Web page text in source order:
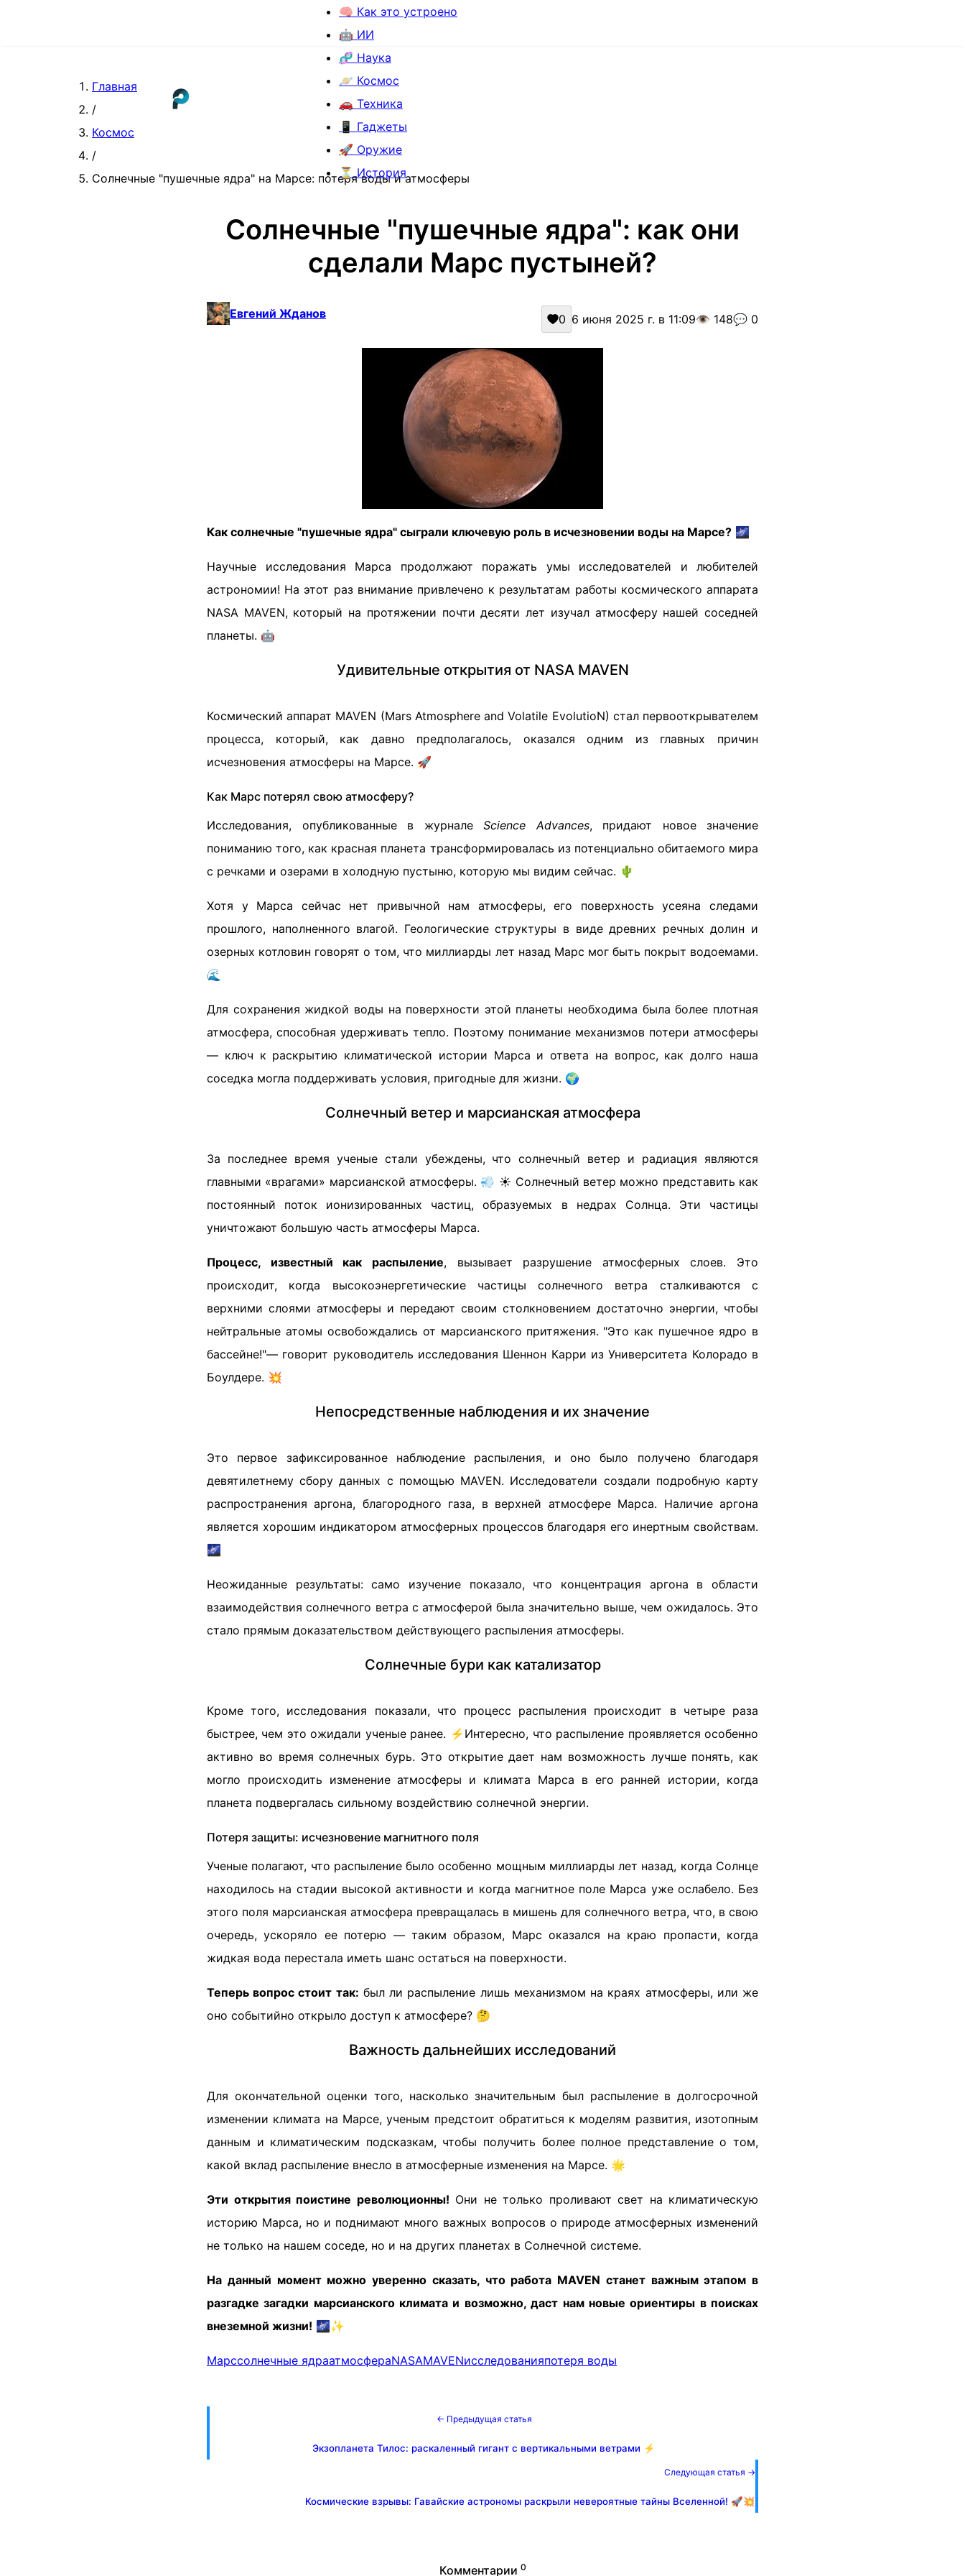
🧠 Как это устроено
🤖 ИИ
🧬 Наука
🪐 Космос
🚗 Техника
📱 Гаджеты
🚀 Оружие
⏳ История
Главная
/
Космос
/
Солнечные "пушечные ядра" на Марсе: потеря воды и атмосферы
Солнечные "пушечные ядра": как они
сделали Марс пустыней?
Евгений Жданов 0 6 июня 2025 г. в 11:09👁️ 148💬 0
Как солнечные "пушечные ядра" сыграли ключевую роль в исчезновении воды на Марсе? 🌌
Научные исследования Марса продолжают поражать умы исследователей и любителей
астрономии! На этот раз внимание привлечено к результатам работы космического аппарата
NASA MAVEN, который на протяжении почти десяти лет изучал атмосферу нашей соседней
планеты. 🤖
Удивительные открытия от NASA MAVEN
Космический аппарат MAVEN (Mars Atmosphere and Volatile EvolutioN) стал первооткрывателем
процесса, который, как давно предполагалось, оказался одним из главных причин
исчезновения атмосферы на Марсе. 🚀
Как Марс потерял свою атмосферу?
Исследования, опубликованные в журнале Science Advances, придают новое значение
пониманию того, как красная планета трансформировалась из потенциально обитаемого мира
с речками и озерами в холодную пустыню, которую мы видим сейчас. 🌵
Хотя у Марса сейчас нет привычной нам атмосферы, его поверхность усеяна следами
прошлого, наполненного влагой. Геологические структуры в виде древних речных долин и
озерных котловин говорят о том, что миллиарды лет назад Марс мог быть покрыт водоемами.
🌊
Для сохранения жидкой воды на поверхности этой планеты необходима была более плотная
атмосфера, способная удерживать тепло. Поэтому понимание механизмов потери атмосферы
— ключ к раскрытию климатической истории Марса и ответа на вопрос, как долго наша
соседка могла поддерживать условия, пригодные для жизни. 🌍
Солнечный ветер и марсианская атмосфера
За последнее время ученые стали убеждены, что солнечный ветер и радиация являются
главными «врагами» марсианской атмосферы. 💨 ☀️ Солнечный ветер можно представить как
постоянный поток ионизированных частиц, образуемых в недрах Солнца. Эти частицы
уничтожают большую часть атмосферы Марса.
Процесс, известный как распыление, вызывает разрушение атмосферных слоев. Это
происходит, когда высокоэнергетические частицы солнечного ветра сталкиваются с
верхними слоями атмосферы и передают своим столкновением достаточно энергии, чтобы
нейтральные атомы освобождались от марсианского притяжения. "Это как пушечное ядро в
бассейне!"— говорит руководитель исследования Шеннон Карри из Университета Колорадо в
Боулдере. 💥
Непосредственные наблюдения и их значение
Это первое зафиксированное наблюдение распыления, и оно было получено благодаря
девятилетнему сбору данных с помощью MAVEN. Исследователи создали подробную карту
распространения аргона, благородного газа, в верхней атмосфере Марса. Наличие аргона
является хорошим индикатором атмосферных процессов благодаря его инертным свойствам.
🌌
Неожиданные результаты: само изучение показало, что концентрация аргона в области
взаимодействия солнечного ветра с атмосферой была значительно выше, чем ожидалось. Это
стало прямым доказательством действующего распыления атмосферы.
Солнечные бури как катализатор
Кроме того, исследования показали, что процесс распыления происходит в четыре раза
быстрее, чем это ожидали ученые ранее. ⚡️Интересно, что распыление проявляется особенно
активно во время солнечных бурь. Это открытие дает нам возможность лучше понять, как
могло происходить изменение атмосферы и климата Марса в его ранней истории, когда
планета подвергалась сильному воздействию солнечной энергии.
Потеря защиты: исчезновение магнитного поля
Ученые полагают, что распыление было особенно мощным миллиарды лет назад, когда Солнце
находилось на стадии высокой активности и когда магнитное поле Марса уже ослабело. Без
этого поля марсианская атмосфера превращалась в мишень для солнечного ветра, что, в свою
очередь, ускоряло ее потерю — таким образом, Марс оказался на краю пропасти, когда
жидкая вода перестала иметь шанс остаться на поверхности.
Теперь вопрос стоит так: был ли распыление лишь механизмом на краях атмосферы, или же
оно событийно открыло доступ к атмосфере? 🤔
Важность дальнейших исследований
Для окончательной оценки того, насколько значительным был распыление в долгосрочной
изменении климата на Марсе, ученым предстоит обратиться к моделям развития, изотопным
данным и климатическим подсказкам, чтобы получить более полное представление о том,
какой вклад распыление внесло в атмосферные изменения на Марсе. 🌟
Эти открытия поистине революционны! Они не только проливают свет на климатическую
историю Марса, но и поднимают много важных вопросов о природе атмосферных изменений
не только на нашем соседе, но и на других планетах в Солнечной системе.
На данный момент можно уверенно сказать, что работа MAVEN станет важным этапом в
разгадке загадки марсианского климата и возможно, даст нам новые ориентиры в поисках
внеземной жизни! 🌌✨
Марссолнечные ядраатмосфераNASAMAVENисследованияпотеря воды
← Предыдущая статья
Экзопланета Тилос: раскаленный гигант с вертикальными ветрами ⚡
Следующая статья →
Космические взрывы: Гавайские астрономы раскрыли невероятные тайны Вселенной! 🚀💥
Комментарии 0